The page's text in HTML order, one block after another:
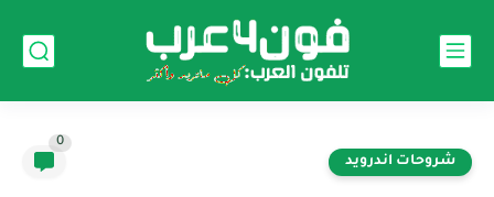
شروحات اندرويد
0